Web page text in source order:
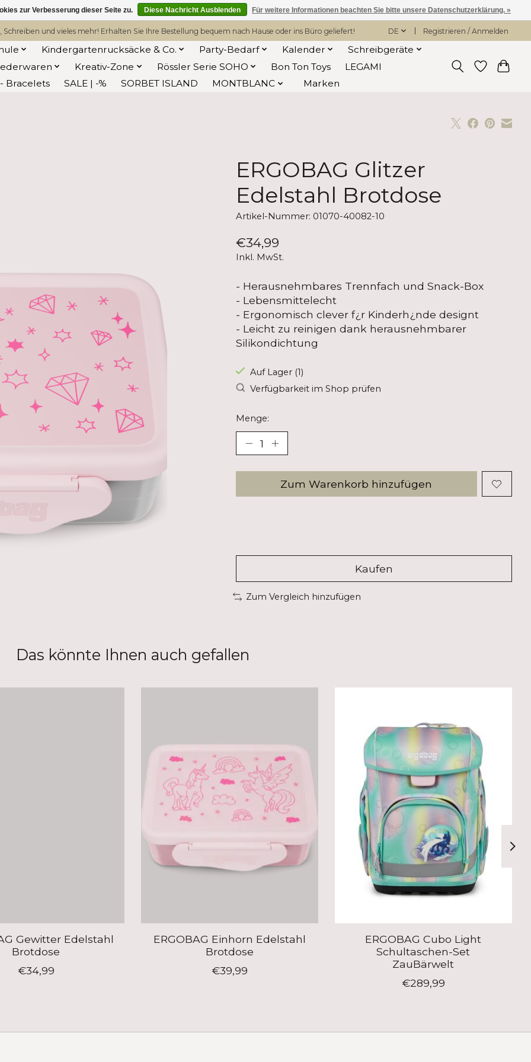
und vieles mehr! Erhalten Sie Ihre Bestellung bequem nach Hause oder ins Büro geliefert! DE Registrieren / Anmelden
Kindergartenrucksäcke & Co. Party-Bedarf Kalender
Schreibgeräte
Kreativ-Zone Rössler Serie SOHO Bon Ton Toys
LEGAMI
Bracelets
SALE | -% SORBET ISLAND MONTBLANC Marken
ERGOBAG Glitzer
Edelstahl Brotdose
Artikel-Nummer: 01070-40082-10
€34,99
Inkl. MwSt.
- Herausnehmbares Trennfach und Snack-Box
- Lebensmittelecht
- Ergonomisch clever f¿r Kinderh¿nde designt
- Leicht zu reinigen dank herausnehmbarer
Silikondichtung
Auf Lager (1)
Verfügbarkeit im Shop prüfen
Menge:
Zum Warenkorb hinzufügen
Kaufen
Zum Vergleich hinzufügen
Das könnte Ihnen auch gefallen
Gewitter Edelstahl
Brotdose
€34,99
ERGOBAG Einhorn Edelstahl
Brotdose
€39,99
ERGOBAG Cubo Light
Schultaschen-Set
ZauBärwelt
€289,99
zur Verbesserung dieser Seite zu. Diese Nachricht Ausblenden Für weitere Informationen beachten Sie bitte unsere Datenschutzerklärung. »